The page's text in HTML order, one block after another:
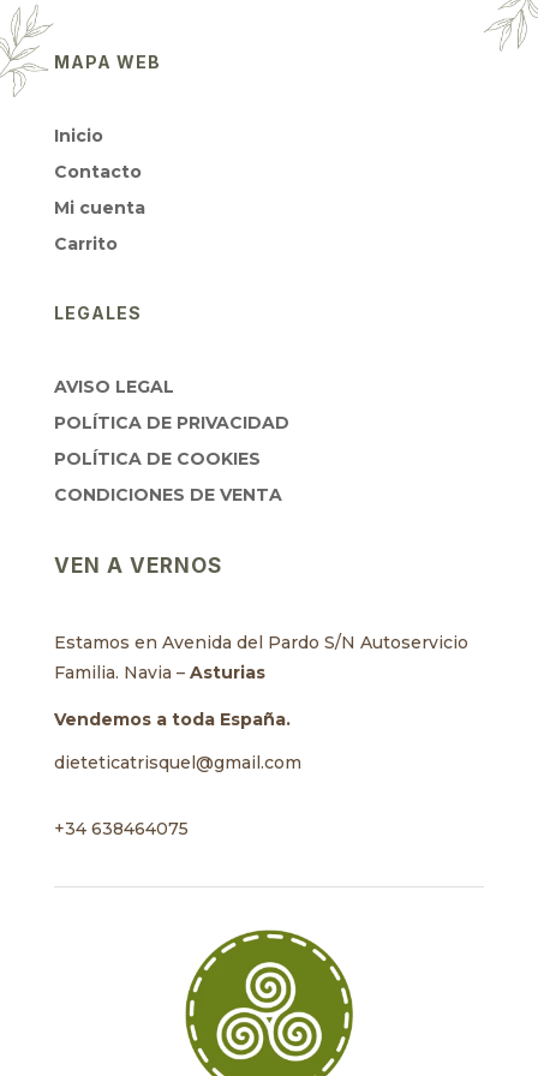
MAPA WEB
Inicio
Contacto
Mi cuenta
Carrito
LEGALES
AVISO LEGAL
POLÍTICA DE PRIVACIDAD
POLÍTICA DE COOKIES
CONDICIONES DE VENTA
VEN A VERNOS
Estamos en Avenida del Pardo S/N Autoservicio
Familia. Navia – Asturias
Vendemos a toda España.
dieteticatrisquel@gmail.com
+34 638464075